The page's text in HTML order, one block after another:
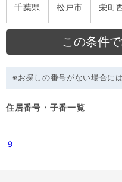
千葉県 松戸市 栄町
※お探しの番号がない場合に
住居番号・子番一覧
９